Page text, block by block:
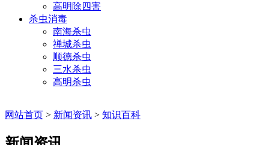
高明除四害
杀虫消毒
南海杀虫
禅城杀虫
顺德杀虫
三水杀虫
高明杀虫
网站首页 > 新闻资讯 > 知识百科